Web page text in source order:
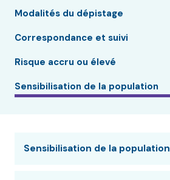
Modalités du dépistage
Correspondance et suivi
Risque accru ou élevé
Sensibilisation de la population
Sensibilisation de la population